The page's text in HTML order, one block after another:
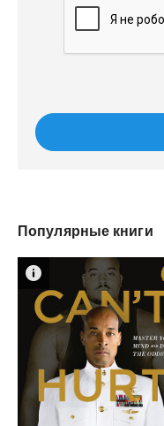
Популярные книги